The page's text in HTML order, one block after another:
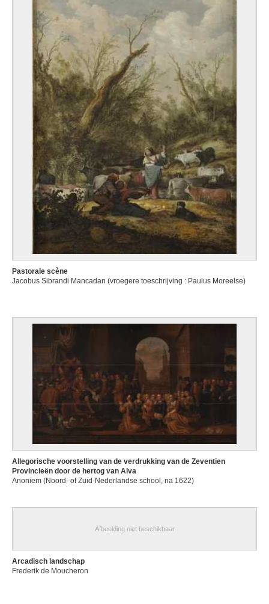
Pastorale scène
Jacobus Sibrandi Mancadan (vroegere toeschrijving : Paulus Moreelse)
Allegorische voorstelling van de verdrukking van de Zeventien
Provincieën door de hertog van Alva
Anoniem (Noord- of Zuid-Nederlandse school, na 1622)
Afbeelding niet beschikbaar
Arcadisch landschap
Frederik de Moucheron